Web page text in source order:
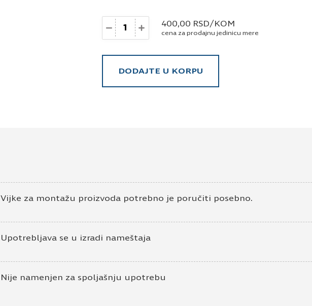
Količina 400,00 RSD/KOM
cena za prodajnu jedinicu mere
DODAJTE U KORPU
Vijke za montažu proizvoda potrebno je poručiti posebno.
Upotrebljava se u izradi nameštaja
Nije namenjen za spoljašnju upotrebu